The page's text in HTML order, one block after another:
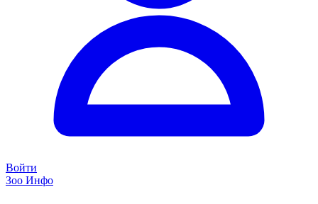
Войти
Зоо Инфо